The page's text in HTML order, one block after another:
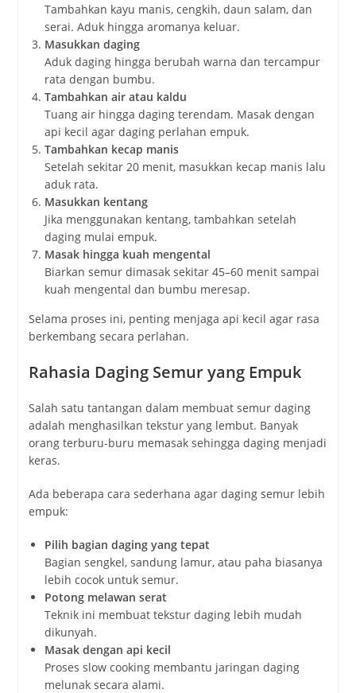
Tambahkan kayu manis, cengkih, daun salam, dan
serai. Aduk hingga aromanya keluar.
Masukkan daging
Aduk daging hingga berubah warna dan tercampur
rata dengan bumbu.
Tambahkan air atau kaldu
Tuang air hingga daging terendam. Masak dengan
api kecil agar daging perlahan empuk.
Tambahkan kecap manis
Setelah sekitar 20 menit, masukkan kecap manis lalu
aduk rata.
Masukkan kentang
Jika menggunakan kentang, tambahkan setelah
daging mulai empuk.
Masak hingga kuah mengental
Biarkan semur dimasak sekitar 45–60 menit sampai
kuah mengental dan bumbu meresap.
Selama proses ini, penting menjaga api kecil agar rasa
berkembang secara perlahan.
Rahasia Daging Semuryang Empuk
Salah satu tantangan dalam membuat semur daging
adalah menghasilkan tekstur yang lembut. Banyak
orang terburu-buru memasak sehingga daging menjadi
keras.
Ada beberapa cara sederhana agar daging semur lebih
empuk:
Pilih bagian daging yang tepat
Bagian sengkel, sandung lamur, atau paha biasanya
lebih cocok untuk semur.
Potong melawan serat
Teknik ini membuat tekstur daging lebih mudah
dikunyah.
Masak dengan api kecil
Proses slow cooking membantu jaringan daging
melunak secara alami.